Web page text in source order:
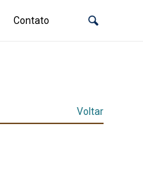
Contato
Voltar